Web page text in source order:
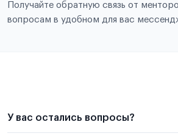
Получайте обратную связь от
вопросам в удобном для вас
У вас остались вопросы?